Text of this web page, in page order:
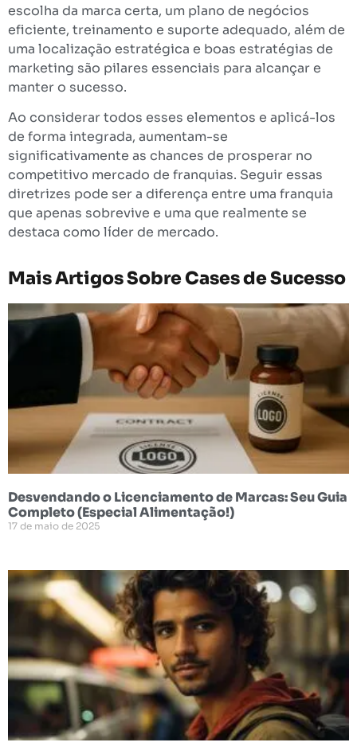
escolha da marca certa, um plano de negócios
eficiente, treinamento e suporte adequado, além de
uma localização estratégica e boas estratégias de
marketing são pilares essenciais para alcançar e
manter o sucesso.
Ao considerar todos esses elementos e aplicá-los
de forma integrada, aumentam-se
significativamente as chances de prosperar no
competitivo mercado de franquias. Seguir essas
diretrizes pode ser a diferença entre uma franquia
que apenas sobrevive e uma que realmente se
destaca como líder de mercado.
Mais Artigos SobreCases de Sucesso
Desvendando o Licenciamento de Marcas: Seu Guia
Completo (Especial Alimentação!)
17 de maio de 2025